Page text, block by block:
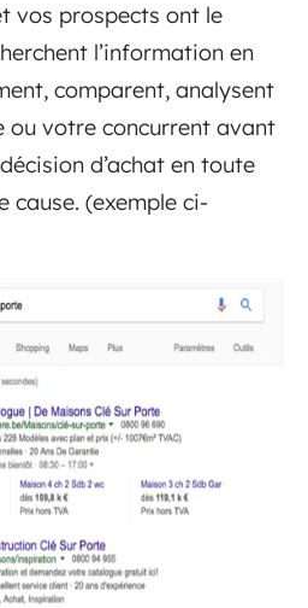
vos prospects ont le
l’information en
comparent, analysent
ou votre concurrent avant
d’achat en toute
cause. (exemple ci-